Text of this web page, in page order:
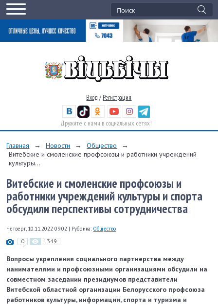
Вход / Регистрация
Дружите с нами в социальных сетях!
Главная → Новости → Общество
→
Витебские и смоленские профсоюзы и работники учреждений
культуры...
Витебские и смоленские профсоюзы и
работники учреждений культуры и спорта
обсудили перспективы сотрудничества
Четверг, 10.11.2022 09:02 | Рубрика: Общество
0 1349
Вопросы укрепления социального партнерства между
нанимателями и профсоюзными организациями обсудили на
совместном заседании президиумов представители
Витебской областной организации Белорусского профсоюза
работников культуры, информации, спорта и туризма и